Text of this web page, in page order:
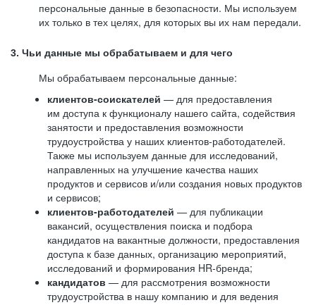
персональные данные в безопасности. Мы используем
их только в тех целях, для которых вы их нам передали.
3. Чьи данные мы обрабатываем и для чего
Мы обрабатываем персональные данные:
клиентов-соискателей — для предоставления
им доступа к функционалу нашего сайта, содействия
занятости и предоставления возможности
трудоустройства у наших клиентов-работодателей.
Также мы используем данные для исследований,
направленных на улучшение качества наших
продуктов и сервисов и/или создания новых продуктов
и сервисов;
клиентов-работодателей — для публикации
вакансий, осуществления поиска и подбора
кандидатов на вакантные должности, предоставления
доступа к базе данных, организацию мероприятий,
исследований и формирования HR-бренда;
кандидатов — для рассмотрения возможности
трудоустройства в нашу компанию и для ведения